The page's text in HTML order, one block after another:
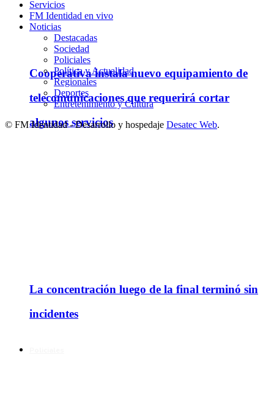
Cooperativa instala nuevo equipamiento de
telecomunicaciones que requerirá cortar
algunos servicios
La concentración luego de la final terminó sin
incidentes
Servicios
FM Identidad en vivo
Noticias
Destacadas
Sociedad
Policiales
Política y Actualidad
Regionales
Deportes
Entretenimiento y Cultura
© FM Identidad - Desarrollo y hospedaje Desatec Web.